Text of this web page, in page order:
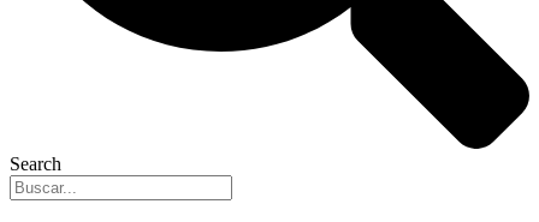
Search